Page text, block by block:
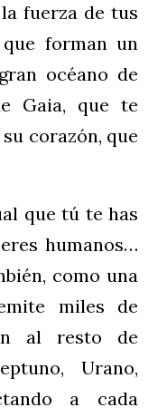
fuerza de tus
forman un
océano de
Gaia, que te
corazón, que
que tú te has
humanos…
como una
miles de
al resto de
Urano,
a cada